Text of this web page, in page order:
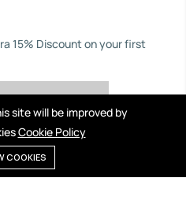
15% Discount on your first
Terms of service
site will be improved by
Cookie Policy
COOKIES